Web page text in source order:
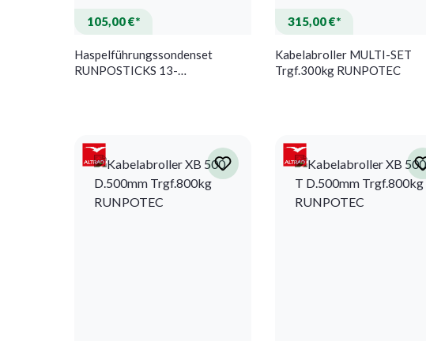
105,00 €*
Haspelführungssondenset
RUNPOSTICKS 13-
315,00 €*
Kabelabroller MULTI-SET
Trgf.300kg RUNPOTEC